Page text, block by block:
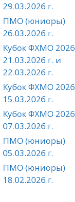
29.03.2026 г.
ПМО (юниоры)
26.03.2026 г.
Кубок ФХМО 2026
21.03.2026 г. и
22.03.2026 г.
Кубок ФХМО 2026
15.03.2026 г.
Кубок ФХМО 2026
07.03.2026 г.
ПМО (юниоры)
05.03.2026 г.
ПМО (юниоры)
18.02.2026 г.